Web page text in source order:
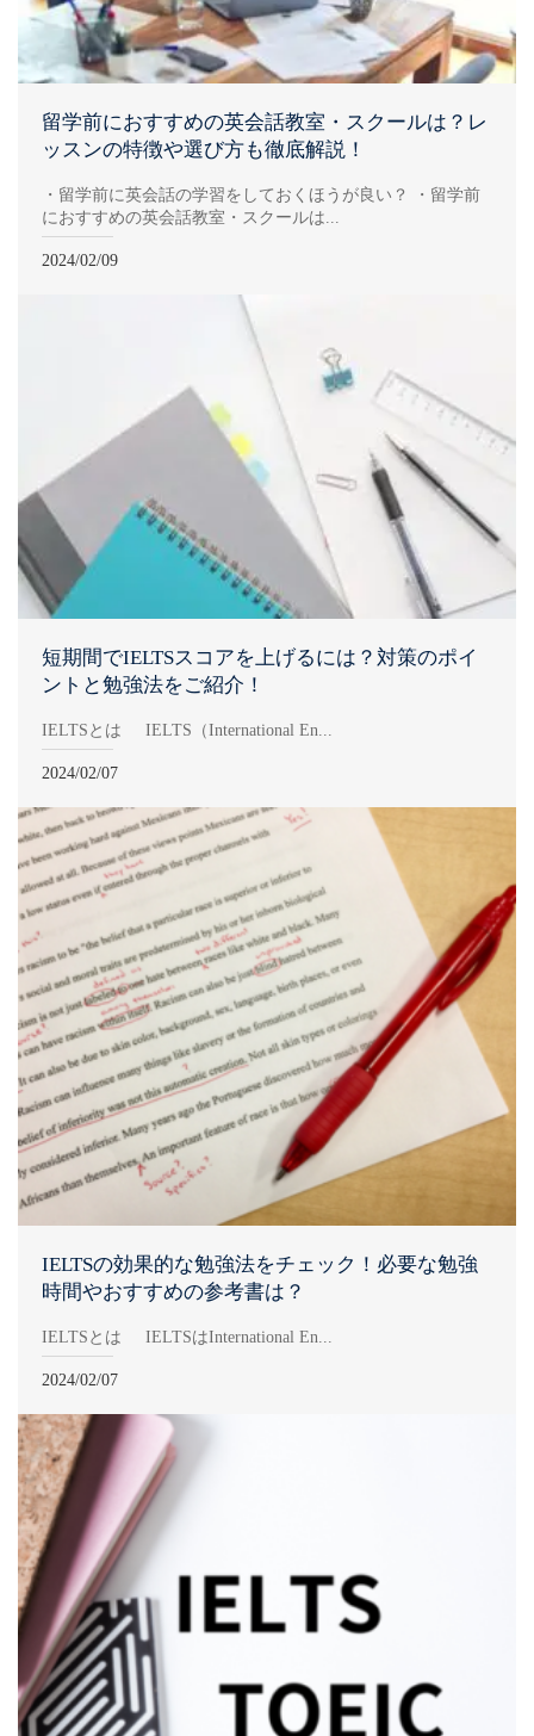
留学前におすすめの英会話教室・スクールは？レ
ッスンの特徴や選び方も徹底解説！
・留学前に英会話の学習をしておくほうが良い？ ・留学前
におすすめの英会話教室・スクールは...
2024/02/09
短期間でIELTSスコアを上げるには？対策のポイ
ントと勉強法をご紹介！
IELTSとは IELTS（International En...
2024/02/07
IELTSの効果的な勉強法をチェック！必要な勉強
時間やおすすめの参考書は？
IELTSとは IELTSはInternational En...
2024/02/07